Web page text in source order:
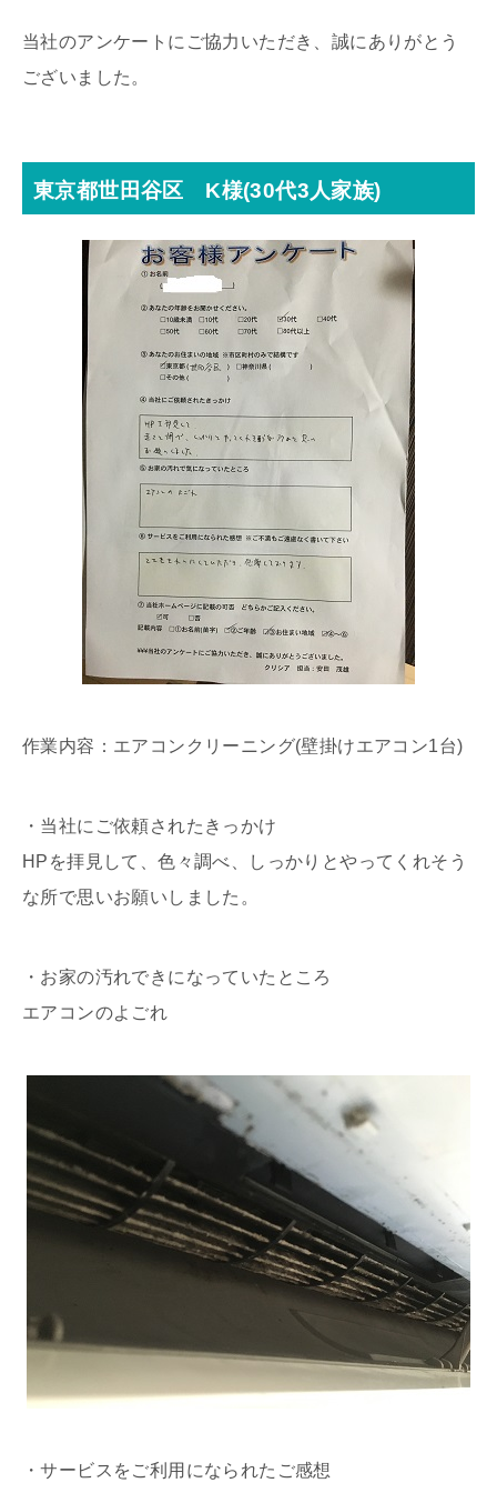
当社のアンケートにご協力いただき、誠にありがとう
ございました。
東京都世田谷区 K様(30代3人家族)
作業内容：エアコンクリーニング(壁掛けエアコン1台)
・当社にご依頼されたきっかけ
HPを拝見して、色々調べ、しっかりとやってくれそう
な所で思いお願いしました。
・お家の汚れできになっていたところ
エアコンのよごれ
・サービスをご利用になられたご感想